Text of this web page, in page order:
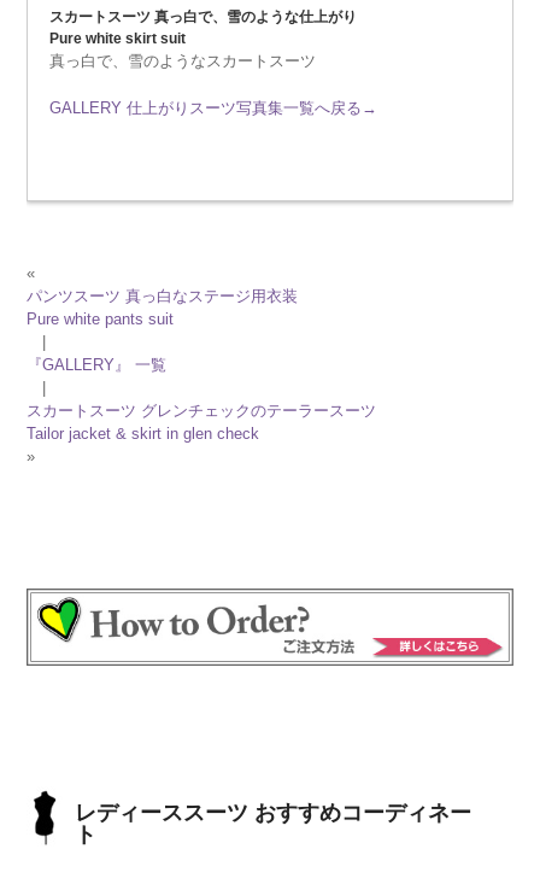
スカートスーツ 真っ白で、雪のような仕上がり
Pure white skirt suit
真っ白で、雪のようなスカートスーツ
GALLERY 仕上がりスーツ写真集一覧へ戻る→
«
パンツスーツ 真っ白なステージ用衣装
Pure white pants suit
『GALLERY』 一覧
スカートスーツ グレンチェックのテーラースーツ
Tailor jacket & skirt in glen check
»
レディーススーツ おすすめコーディネー
ト